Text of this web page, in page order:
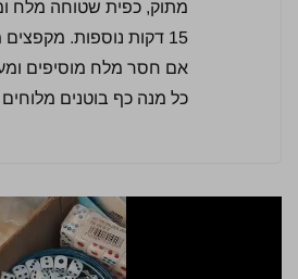
מתוק, כפית שטוחה מלח
15 דקות נוספות.
אם חסר מלח מוסיפים
כל מנה כף בוטנים מלוחים